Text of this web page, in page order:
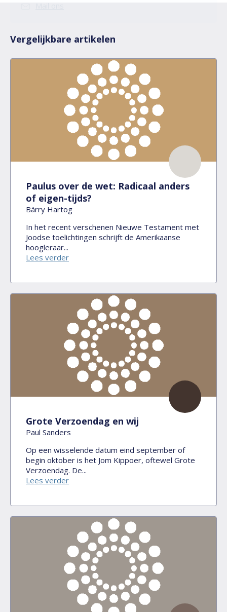
Mail ons
Vergelijkbare artikelen
Paulus over de wet: Radicaal anders
of eigen-tijds?
Bärry Hartog
In het recent verschenen Nieuwe Testament met
Joodse toelichtingen schrijft de Amerikaanse
hoogleraar...
Lees verder
Grote Verzoendag en wij
Paul Sanders
Op een wisselende datum eind september of
begin oktober is het Jom Kippoer, oftewel Grote
Verzoendag. De...
Lees verder